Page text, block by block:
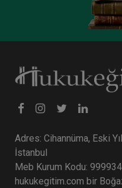
Adres: Cihannüma, Eski
İstanbul
Meb Kurum Kodu:
hukukegitim.com bir